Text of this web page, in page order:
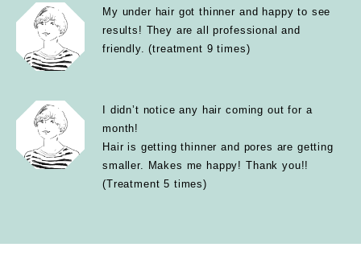
My under hair got thinner and happy to see
results! They are all professional and
friendly. (treatment 9 times)
I didn’t notice any hair coming out for a
month!
Hair is getting thinner and pores are getting
smaller. Makes me happy! Thank you!!
(Treatment 5 times)